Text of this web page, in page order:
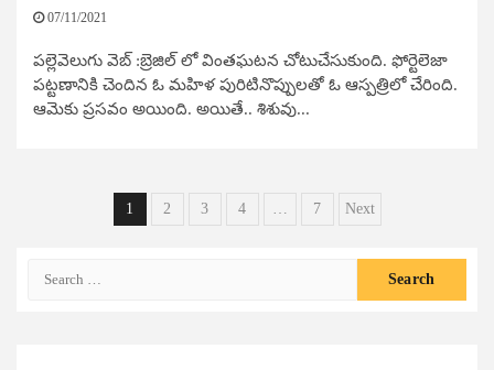
07/11/2021
పల్లెవెలుగు వెబ్​ :బ్రెజిల్ లో వింతఘ‌ట‌న చోటుచేసుకుంది. ఫోర్టెలెజా
ప‌ట్టణానికి చెందిన ఓ మ‌హిళ పురిటినొప్పుల‌తో ఓ ఆస్పత్రిలో చేరింది.
ఆమెకు ప్రసవం అయింది. అయితే.. శిశువు...
Posts
1 2 3 4 7 Next